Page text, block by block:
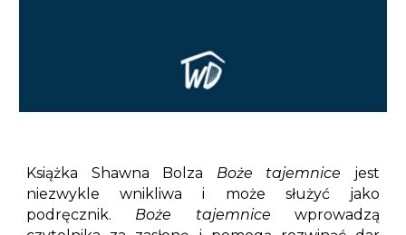
Książka Shawna Bolza Boże tajemnice jest
niezwykle wnikliwa i może służyć jako
podręcznik. Boże tajemnice wprowadzą